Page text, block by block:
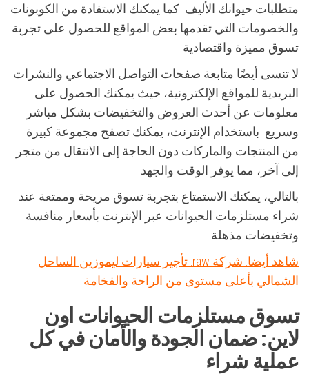
متطلبات حيوانك الأليف. كما يمكنك الاستفادة من الكوبونات
والخصومات التي تقدمها بعض المواقع للحصول على تجربة
تسوق مميزة واقتصادية.
لا تنسى أيضًا متابعة صفحات التواصل الاجتماعي والنشرات
البريدية للمواقع الإلكترونية، حيث يمكنك الحصول على
معلومات عن أحدث العروض والتخفيضات بشكل مباشر
وسريع. باستخدام الإنترنت، يمكنك تصفح مجموعة كبيرة
من المنتجات والماركات دون الحاجة إلى الانتقال من متجر
إلى آخر، مما يوفر الوقت والجهد.
بالتالي، يمكنك الاستمتاع بتجربة تسوق مريحة وممتعة عند
شراء مستلزمات الحيوانات عبر الإنترنت بأسعار منافسة
وتخفيضات مذهلة.
شاهد أيضا: شركة raw: تأجير سيارات ليموزين الساحل
الشمالي بأعلى مستوى من الراحة والفخامة
تسوق مستلزمات الحيوانات اون
لاين: ضمان الجودة والأمان في كل
عملية شراء